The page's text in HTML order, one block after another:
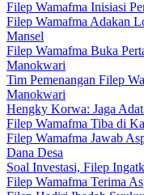
Filep Wamafma Inisiasi
Filep Wamafma Adakan
Mansel
Filep Wamafma Buka
Manokwari
Tim Pemenangan Filep
Manokwari
Hengky Korwa: Jaga
Filep Wamafma Tiba di
Filep Wamafma Jawab
Dana Desa
Soal Investasi, Filep
Filep Wamafma Terima